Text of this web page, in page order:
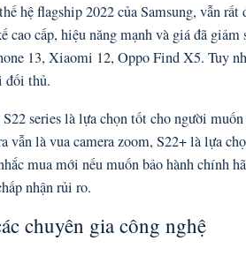
hệ flagship 2022 của Samsung, vẫn rất
cấp, hiệu năng mạnh và giá đã giảm
13, Xiaomi 12, Oppo Find X5. Tuy
đối thủ.
series là lựa chọn tốt cho người
vẫn là vua camera zoom, S22+ là lựa
mua mới nếu muốn bảo hành chính
nhận rủi ro.
chuyên gia công nghệ